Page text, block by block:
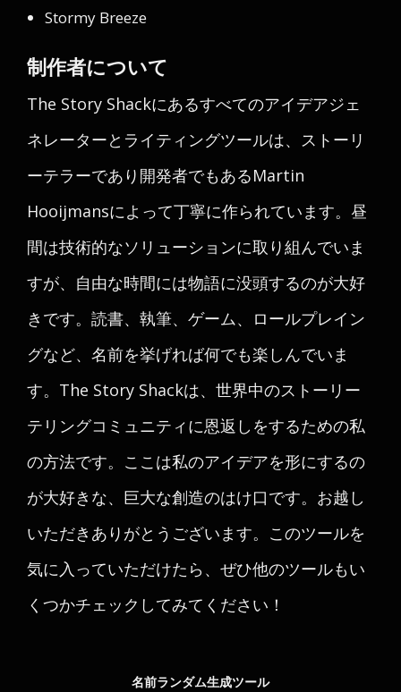
Stormy Breeze
制作者について
The Story Shackにあるすべてのアイデアジェ
ネレーターとライティングツールは、ストーリ
ーテラーであり開発者でもあるMartin
Hooijmansによって丁寧に作られています。昼
間は技術的なソリューションに取り組んでいま
すが、自由な時間には物語に没頭するのが大好
きです。読書、執筆、ゲーム、ロールプレイン
グなど、名前を挙げれば何でも楽しんでいま
す。The Story Shackは、世界中のストーリー
テリングコミュニティに恩返しをするための私
の方法です。ここは私のアイデアを形にするの
が大好きな、巨大な創造のはけ口です。お越し
いただきありがとうございます。このツールを
気に入っていただけたら、ぜひ他のツールもい
くつかチェックしてみてください！
名前ランダム生成ツール